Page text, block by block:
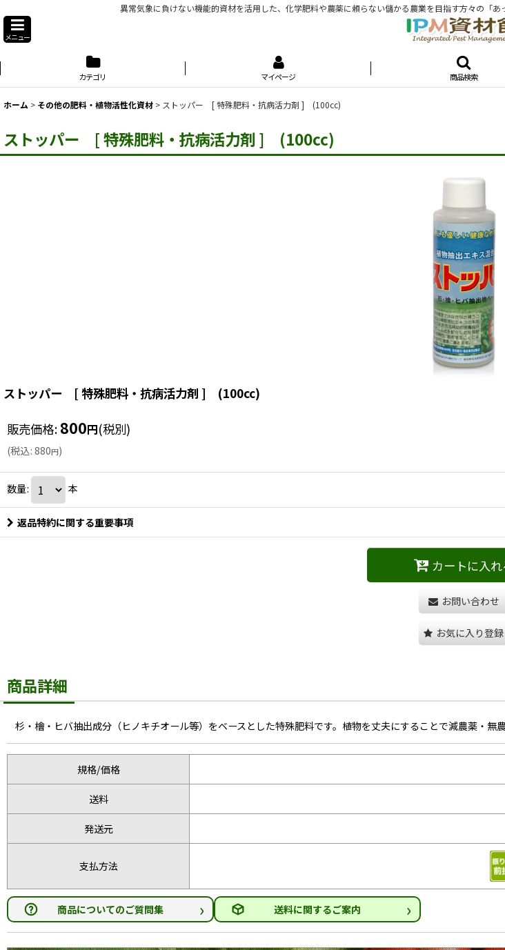
異常気象に負けない機能的資材を活用した、化学肥料や農薬に頼らない儲かる農業を目指す方々の「
メニュー
カテゴリ マイページ 商品検索
ホーム > その他の肥料・植物活性化資材 > ストッパー [ 特殊肥料・抗病活力剤 ] (100cc)
ストッパー [ 特殊肥料・抗病活力剤 ] (100cc)
ストッパー [ 特殊肥料・抗病活力剤 ] (100cc)
販売価格: 800円(税別)
(税込: 880円)
数量: 本
返品特約に関する重要事項
カートに入れ
お問い合わせ
お気に入り登録
商品詳細
杉・檜・ヒバ抽出成分（ヒノキチオール等）をベースとした特殊肥料です。植物を丈夫にすることで減農薬・無農
規格/価格
送料
発送元
支払方法
商品についてのご質問集 › 送料に関するご案内 ›